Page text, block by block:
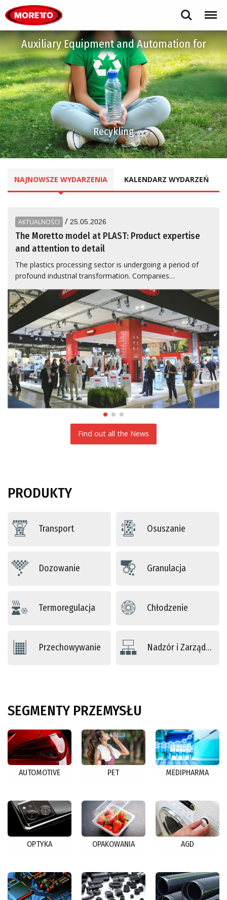
Search Menu
Auxiliary Equipment and Automation for
Recykling
NAJNOWSZE WYDARZENIA KALENDARZ WYDARZEŃ
AKTUALNOŚCI / 25.05.2026
The Moretto model at PLAST: Product expertise
and attention to detail
The plastics processing sector is undergoing a period of
profound industrial transformation. Companies…
Find out all the News
PRODUKTY
Transport Osuszanie
Dozowanie Granulacja
Termoregulacja Chłodzenie
Przechowywanie Nadzór i Zarządzanie
SEGMENTY PRZEMYSŁU
AUTOMOTIVE PET MEDIPHARMA
OPTYKA OPAKOWANIA AGD